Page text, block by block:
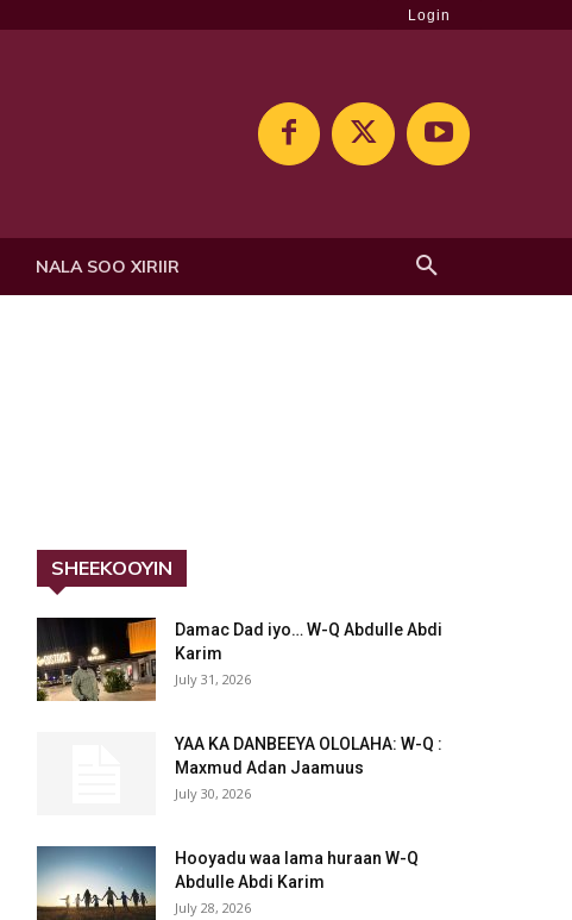
Login
NALA SOO XIRIIR
SHEEKOOYIN
Damac Dad iyo… W-Q Abdulle Abdi
Karim
July 31, 2026
YAA KA DANBEEYA OLOLAHA: W-Q :
Maxmud Adan Jaamuus
July 30, 2026
Hooyadu waa lama huraan W-Q
Abdulle Abdi Karim
July 28, 2026